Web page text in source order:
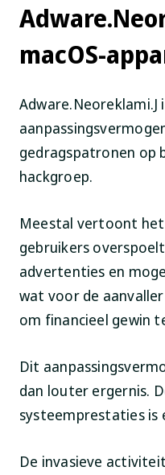
macOS-
Adware.Neoreklami.J
gedragspatronen op
hackgroep.
Meestal vertoont
gebruikers
advertenties en
wat voor de
om financieel gewin
Dit
dan louter ergernis.
systeemprestaties is
De invasieve